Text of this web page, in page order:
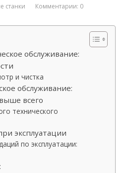
станки Комментарии: 0
обслуживание:
и чистка
обслуживание:
всего
технического
эксплуатации
по эксплуатации: